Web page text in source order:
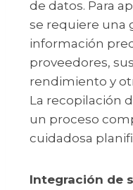
de datos. Para
se requiere una
información
proveedores,
rendimiento y
La recopilación
un proceso
cuidadosa
Integración de